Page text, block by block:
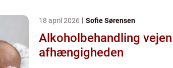
18 april 2026 Sofie Sørensen
Alkoholbehandling vejen ud af
afhængigheden